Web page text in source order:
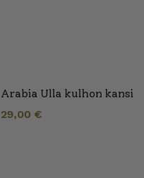
Arabia Ulla kulhon kansi
29,00 €